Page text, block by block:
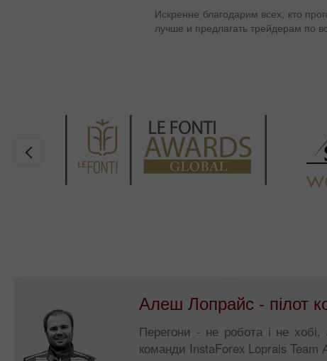
Искренне благодарим всех, кто
лучше и предлагать трейдерам по
Алеш Лопрайс - пілот
Перегони - не робота і не
команди InstaForex Loprais